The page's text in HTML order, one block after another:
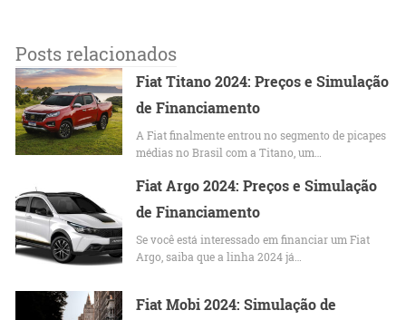
Posts relacionados
Fiat Titano 2024: Preços e Simulação
de Financiamento
A Fiat finalmente entrou no segmento de picapes
médias no Brasil com a Titano, um…
Fiat Argo 2024: Preços e Simulação
de Financiamento
Se você está interessado em financiar um Fiat
Argo, saiba que a linha 2024 já…
Fiat Mobi 2024: Simulação de